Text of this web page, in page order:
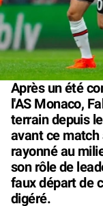
Après un été
l'AS Monaco,
terrain depuis
avant ce match
rayonné au
son rôle de
faux départ de
digéré.